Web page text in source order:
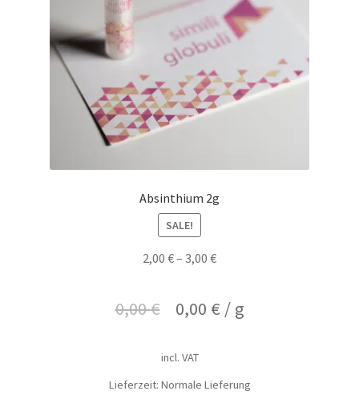
Absinthium 2g
SALE!
2,00 €– 3,00 €
0,00€ 0,00 € / g
incl. VAT
Lieferzeit: Normale Lieferung